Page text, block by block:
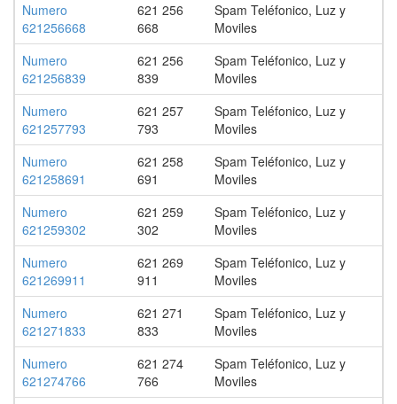
Numero
621256668
621 256
668
Spam Teléfonico, Luz y
Moviles
Numero
621256839
621 256
839
Spam Teléfonico, Luz y
Moviles
Numero
621257793
621 257
793
Spam Teléfonico, Luz y
Moviles
Numero
621258691
621 258
691
Spam Teléfonico, Luz y
Moviles
Numero
621259302
621 259
302
Spam Teléfonico, Luz y
Moviles
Numero
621269911
621 269
911
Spam Teléfonico, Luz y
Moviles
Numero
621271833
621 271
833
Spam Teléfonico, Luz y
Moviles
Numero
621274766
621 274
766
Spam Teléfonico, Luz y
Moviles